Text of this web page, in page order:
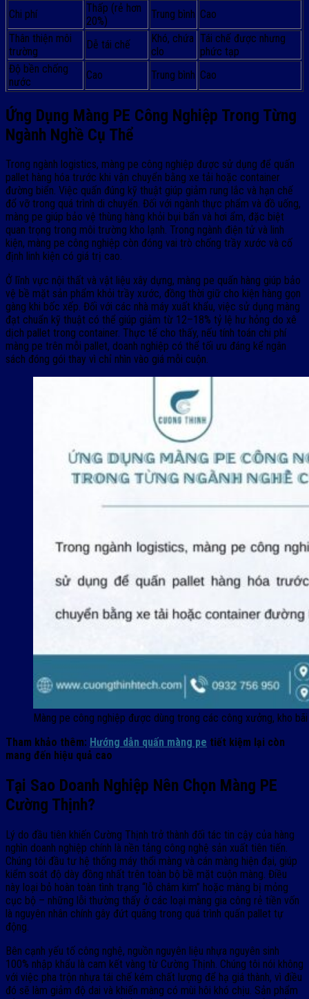
Chi phí
Thấp (rẻ hơn
20%)
Trung bình Cao
Thân thiện môi
trường
Dễ tái chế
Khó, chứa
clo
Tái chế được nhưng
phức tạp
Độ bền chống
nước
Cao Trung bình Cao
Ứng Dụng Màng PE Công Nghiệp Trong Từng
Ngành Nghề Cụ Thể
Trong ngành logistics, màng pe công nghiệp được sử dụng để quấn
pallet hàng hóa trước khi vận chuyển bằng xe tải hoặc container
đường biển. Việc quấn đúng kỹ thuật giúp giảm rung lắc và hạn chế
đổ vỡ trong quá trình di chuyển. Đối với ngành thực phẩm và đồ uống,
màng pe giúp bảo vệ thùng hàng khỏi bụi bẩn và hơi ẩm, đặc biệt
quan trọng trong môi trường kho lạnh. Trong ngành điện tử và linh
kiện, màng pe công nghiệp còn đóng vai trò chống trầy xước và cố
định linh kiện có giá trị cao.
Ở lĩnh vực nội thất và vật liệu xây dựng, màng pe quấn hàng giúp bảo
vệ bề mặt sản phẩm khỏi trầy xước, đồng thời giữ cho kiện hàng gọn
gàng khi bốc xếp. Đối với các nhà máy xuất khẩu, việc sử dụng màng
đạt chuẩn kỹ thuật có thể giúp giảm từ 12–18% tỷ lệ hư hỏng do xê
dịch pallet trong container. Thực tế cho thấy, nếu tính toán chi phí
màng pe trên mỗi pallet, doanh nghiệp có thể tối ưu đáng kể ngân
sách đóng gói thay vì chỉ nhìn vào giá mỗi cuộn.
Màng pe công nghiệp được dùng trong các công xưởng, kho bãi
Tham khảo thêm: Hướng dẫn quấn màng pe tiết kiệm lại còn
mang đến hiệu quả cao
Tại Sao Doanh Nghiệp Nên Chọn Màng PE
Cường Thịnh?
Lý do đầu tiên khiến Cường Thịnh trở thành đối tác tin cậy của hàng
nghìn doanh nghiệp chính là nền tảng công nghệ sản xuất tiên tiến.
Chúng tôi đầu tư hệ thống máy thổi màng và cán màng hiện đại, giúp
kiểm soát độ dày đồng nhất trên toàn bộ bề mặt cuộn màng. Điều
này loại bỏ hoàn toàn tình trạng “lỗ châm kim” hoặc màng bị mỏng
cục bộ – những lỗi thường thấy ở các loại màng gia công rẻ tiền vốn
là nguyên nhân chính gây đứt quãng trong quá trình quấn pallet tự
động.
Bên cạnh yếu tố công nghệ, nguồn nguyên liệu nhựa nguyên sinh
100% nhập khẩu là cam kết vàng từ Cường Thịnh. Chúng tôi nói không
với việc pha trộn nhựa tái chế kém chất lượng để hạ giá thành, vì điều
đó sẽ làm giảm độ dai và khiến màng có mùi hôi khó chịu. Sản phẩm